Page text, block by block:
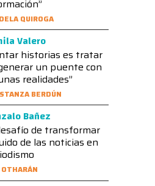
QUIROGA
Valero
historias es tratar
un puente con
realidades”
BERDÚN
Bañez
de transformar
de las noticias en